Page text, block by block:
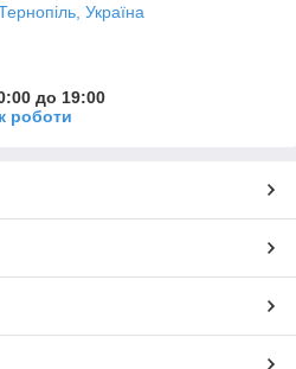
Україна
до 19:00
роботи